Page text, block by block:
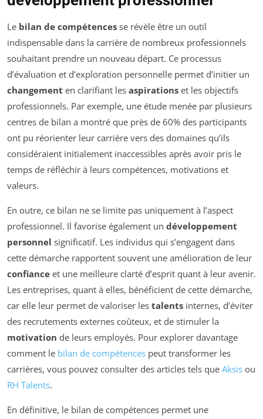
Le bilan de compétences se révèle être un outil
indispensable dans la carrière de nombreux professionnels
souhaitant prendre un nouveau départ. Ce processus
d’évaluation et d’exploration personnelle permet d’initier un
changement en clarifiant les aspirations et les objectifs
professionnels. Par exemple, une étude menée par plusieurs
centres de bilan a montré que près de 60% des participants
ont pu réorienter leur carrière vers des domaines qu’ils
considéraient initialement inaccessibles après avoir pris le
temps de réfléchir à leurs compétences, motivations et
valeurs.
En outre, ce bilan ne se limite pas uniquement à l’aspect
professionnel. Il favorise également un développement
personnel significatif. Les individus qui s’engagent dans
cette démarche rapportent souvent une amélioration de leur
confiance et une meilleure clarté d’esprit quant à leur avenir.
Les entreprises, quant à elles, bénéficient de cette démarche,
car elle leur permet de valoriser les talents internes, d’éviter
des recrutements externes coûteux, et de stimuler la
motivation de leurs employés. Pour explorer davantage
comment le bilan de compétences peut transformer les
carrières, vous pouvez consulter des articles tels que Aksis ou
RH Talents.
En définitive, le bilan de compétences permet une